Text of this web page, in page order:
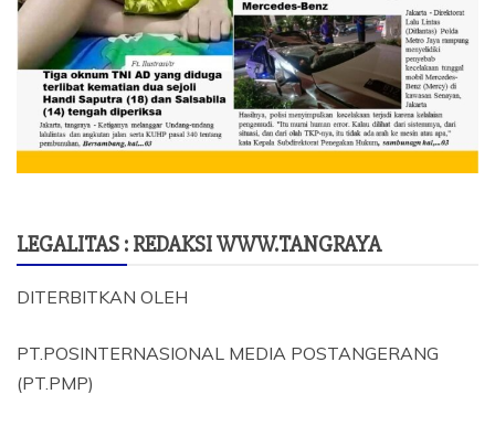
LEGALITAS : REDAKSI WWW.TANGRAYA
DITERBITKAN OLEH
PT.POSINTERNASIONAL MEDIA POSTANGERANG
(PT.PMP)